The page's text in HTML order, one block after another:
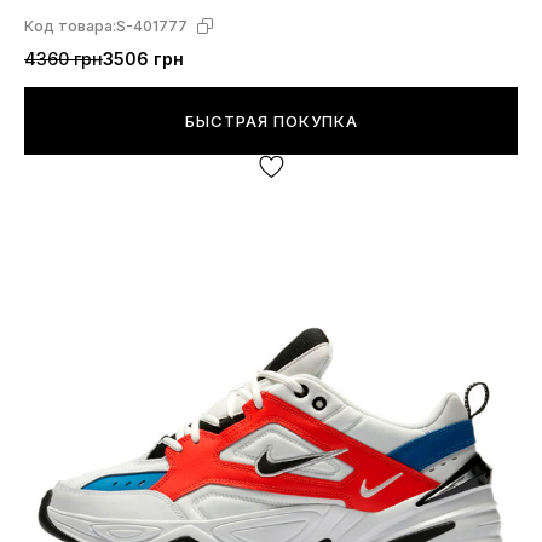
Код товара:S-401777
4360 грн3506 грн
БЫСТРАЯ ПОКУПКА